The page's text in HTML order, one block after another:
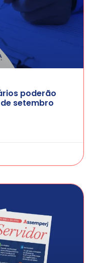
poderão
setembro